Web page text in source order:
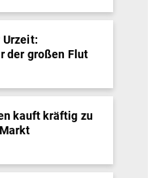
Urzeit:
der großen Flut
kauft kräftig zu